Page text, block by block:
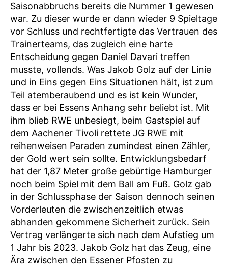
Saisonabbruchs bereits die Nummer 1 gewesen
war. Zu dieser wurde er dann wieder 9 Spieltage
vor Schluss und rechtfertigte das Vertrauen des
Trainerteams, das zugleich eine harte
Entscheidung gegen Daniel Davari treffen
musste, vollends. Was Jakob Golz auf der Linie
und in Eins gegen Eins Situationen hält, ist zum
Teil atemberaubend und es ist kein Wunder,
dass er bei Essens Anhang sehr beliebt ist. Mit
ihm blieb RWE unbesiegt, beim Gastspiel auf
dem Aachener Tivoli rettete JG RWE mit
reihenweisen Paraden zumindest einen Zähler,
der Gold wert sein sollte. Entwicklungsbedarf
hat der 1,87 Meter große gebürtige Hamburger
noch beim Spiel mit dem Ball am Fuß. Golz gab
in der Schlussphase der Saison dennoch seinen
Vorderleuten die zwischenzeitlich etwas
abhanden gekommene Sicherheit zurück. Sein
Vertrag verlängerte sich nach dem Aufstieg um
1 Jahr bis 2023. Jakob Golz hat das Zeug, eine
Ära zwischen den Essener Pfosten zu